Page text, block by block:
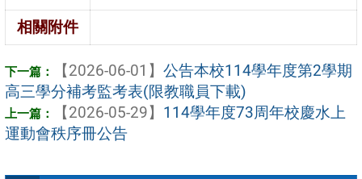
相關附件
【2026-06-01】 公告本校114學年度第2學期
高三學分補考監考表(限教職員下載)
【2026-05-29】 114學年度73周年校慶水上
運動會秩序冊公告